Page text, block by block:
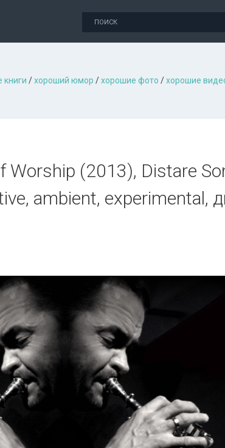
книги /хороший юмор /хорошие фото /хорошие
Worship (2013), Distare
ambient, experimental,